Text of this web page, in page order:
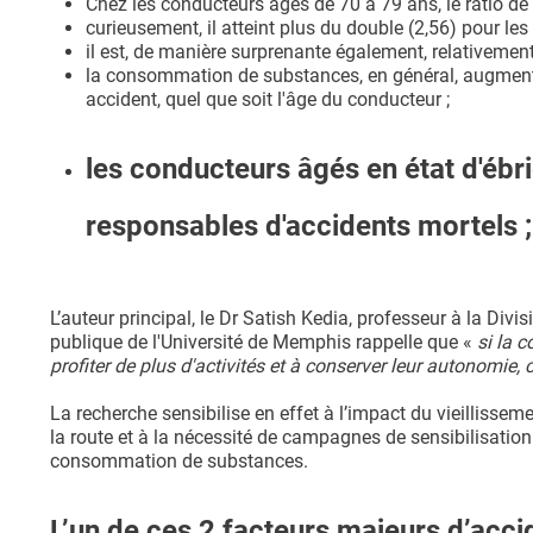
Chez les conducteurs âgés de 70 à 79 ans, le ratio
curieusement, il atteint plus du double (2,56) pour
il est, de manière surprenante également,
la consommation de substances, en général,
accident, quel que soit l'âge du conducteur ;
les conducteurs âgés en état
responsables d'accidents mortels ;
L’auteur principal, le Dr Satish Kedia, professeur à la
publique de l'Université de Memphis rappelle que « si la
profiter de plus d'activités et à conserver leur
La recherche sensibilise en effet à l’impact du
la route et à la nécessité de campagnes de
consommation de substances.